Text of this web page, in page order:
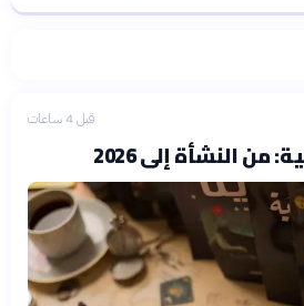
الاصطناعي
قبل 4 ساعات
من النشأة إلى 2026